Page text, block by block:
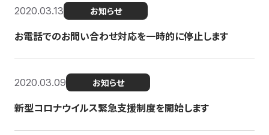
2020.03.13 お知らせ
お電話でのお問い合わせ対応を一時的に停止します
2020.03.09 お知らせ
新型コロナウイルス緊急支援制度を開始します